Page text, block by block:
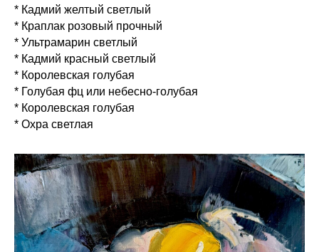
* Кадмий желтый светлый
* Краплак розовый прочный
* Ультрамарин светлый
* Кадмий красный светлый
* Королевская голубая
* Голубая фц или небесно-голубая
* Королевская голубая
* Охра светлая